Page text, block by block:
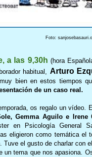
Foto:
a las 9,30h (hora
habitual, Arturo
bien en estos tiempos
de un caso real.
os regalo un
Gemma Aguilo e Irene
en Psicología General
eligieron como temática el
Tuve el gusto de charlar con
un tema que nos apasiona.